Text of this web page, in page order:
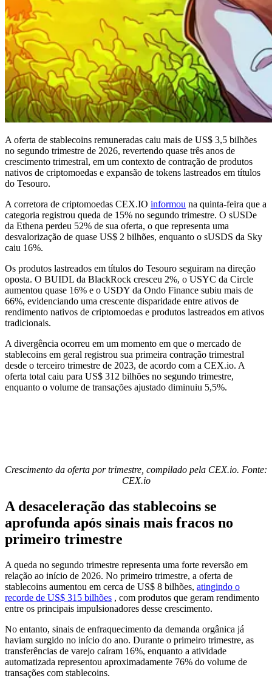
A oferta de stablecoins remuneradas caiu mais de US$ 3,5 bilhões
no segundo trimestre de 2026, revertendo quase três anos de
crescimento trimestral, em um contexto de contração de produtos
nativos de criptomoedas e expansão de tokens lastreados em títulos
do Tesouro.
A corretora de criptomoedas CEX.IO informou na quinta-feira que a
categoria registrou queda de 15% no segundo trimestre. O sUSDe
da Ethena perdeu 52% de sua oferta, o que representa uma
desvalorização de quase US$ 2 bilhões, enquanto o sUSDS da Sky
caiu 16%.
Os produtos lastreados em títulos do Tesouro seguiram na direção
oposta. O BUIDL da BlackRock cresceu 2%, o USYC da Circle
aumentou quase 16% e o USDY da Ondo Finance subiu mais de
66%, evidenciando uma crescente disparidade entre ativos de
rendimento nativos de criptomoedas e produtos lastreados em ativos
tradicionais.
A divergência ocorreu em um momento em que o mercado de
stablecoins em geral registrou sua primeira contração trimestral
desde o terceiro trimestre de 2023, de acordo com a CEX.io. A
oferta total caiu para US$ 312 bilhões no segundo trimestre,
enquanto o volume de transações ajustado diminuiu 5,5%.
Crescimento da oferta por trimestre, compilado pela CEX.io. Fonte:
CEX.io
A desaceleração das stablecoins se
aprofunda após sinais mais fracos no
primeiro trimestre
A queda no segundo trimestre representa uma forte reversão em
relação ao início de 2026. No primeiro trimestre, a oferta de
stablecoins aumentou em cerca de US$ 8 bilhões, atingindo o
recorde de US$ 315 bilhões , com produtos que geram rendimento
entre os principais impulsionadores desse crescimento.
No entanto, sinais de enfraquecimento da demanda orgânica já
haviam surgido no início do ano. Durante o primeiro trimestre, as
transferências de varejo caíram 16%, enquanto a atividade
automatizada representou aproximadamente 76% do volume de
transações com stablecoins.